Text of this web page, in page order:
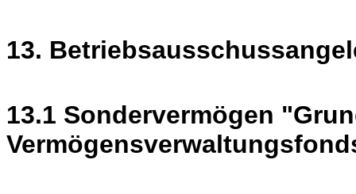
13.
13.1 Sondervermögen